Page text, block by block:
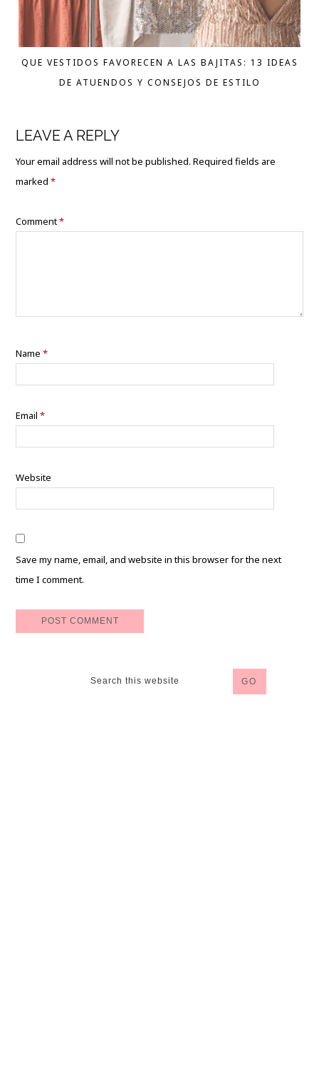
QUE VESTIDOS FAVORECEN A LAS BAJITAS: 13 IDEAS
DE ATUENDOS Y CONSEJOS DE ESTILO
LEAVE A REPLY
Your email address will not be published. Required fields are
marked*
Comment*
Name*
Email*
Website
Save my name, email, and website in this browser for the next
time I comment.